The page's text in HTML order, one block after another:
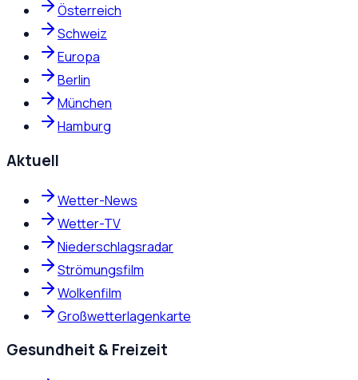
Österreich
Schweiz
Europa
Berlin
München
Hamburg
Aktuell
Wetter-News
Wetter-TV
Niederschlagsradar
Strömungsfilm
Wolkenfilm
Großwetterlagenkarte
Gesundheit & Freizeit